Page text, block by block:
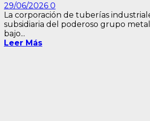
29/06/2026 0
La corporación de tuberías
subsidiaria del poderoso grupo
bajo...
Leer Más